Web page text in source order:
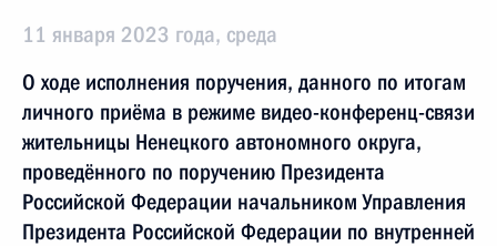
11 января 2023 года, среда
О ходе исполнения поручения, данного по итогам
личного приёма в режиме видео-конференц-связи
жительницы Ненецкого автономного округа,
проведённого по поручению Президента
Российской Федерации начальником Управления
Президента Российской Федерации по внутренней